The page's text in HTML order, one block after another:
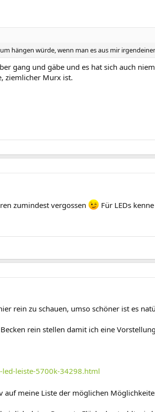
hängen würde, wenn man es aus mir
gang und gäbe und es hat sich auch
ziemlicher Murx ist.
zumindest vergossen Für LEDs
rein zu schauen, umso schöner ist es
rein stellen damit ich eine
leiste-5700k-34298.html
meine Liste der möglichen